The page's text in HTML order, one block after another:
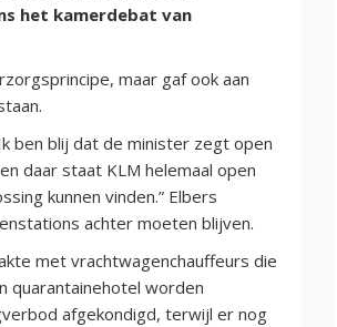
het kamerdebat van
maar gaf ook aan
ben blij dat de minister zegt open
daar staat KLM helemaal open
kunnen vinden.” Elbers
achter moeten blijven.
met vrachtwagenchauffeurs die
quarantainehotel worden
afgekondigd, terwijl er nog